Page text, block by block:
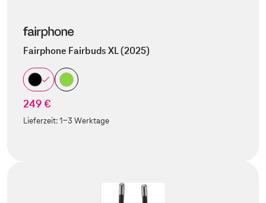
Fairphone Fairbuds XL (2025)
249 €
Lieferzeit:1-3 Werktage